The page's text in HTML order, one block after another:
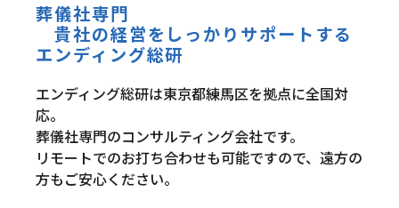
葬儀社専門
貴社の経営をしっかりサポートする
エンディング総研
エンディング総研は東京都練馬区を拠点に全国対
応。
葬儀社専門のコンサルティング会社です。
リモートでのお打ち合わせも可能ですので、遠方の
方もご安心ください。